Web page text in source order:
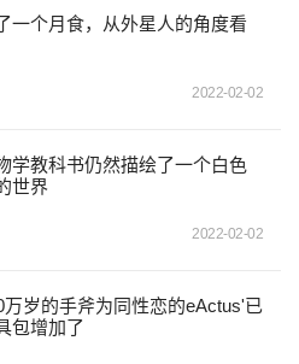
一个月食，从外星人的角度看
2022-02-02
学教科书仍然描绘了一个白色
世界
2022-02-02
万岁的手斧为同性恋的eActus'已
包增加了